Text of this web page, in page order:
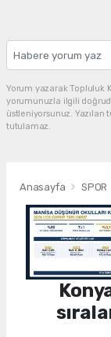
Yorum yazarak Topluluk
yorumunuzla ilgili
üstleniyorsunuz.
tutulamaz.
Anasayfa SPOR